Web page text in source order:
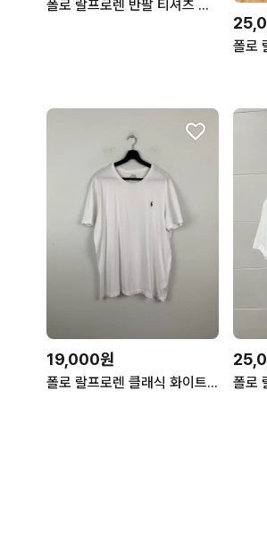
폴로 랄프로렌 반팔 티셔츠 반팔티
폴로
19,000원
폴로 랄프로렌 클래식 화이트 반팔티 L <249>